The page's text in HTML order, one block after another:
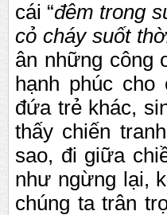
cái “đêm trong
cỏ cháy suốt thờ
ân những công
hạnh phúc cho
đứa trẻkhác,
thấy chiến
sao, đi giữa chi
như ngừng lại,
chúng ta trân tr